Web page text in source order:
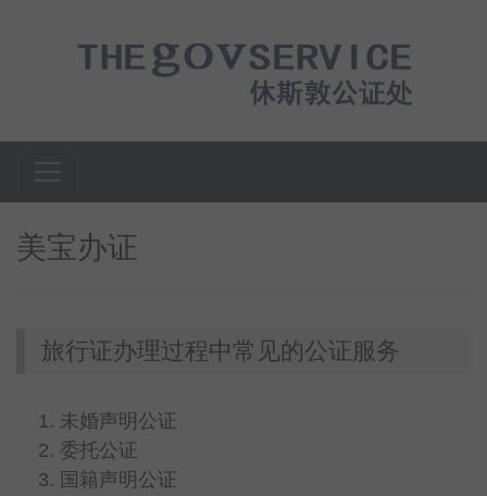
美宝办证
旅行证办理过程中常见的公证服务
未婚声明公证
委托公证
国籍声明公证